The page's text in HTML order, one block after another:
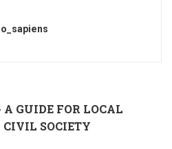
GUIDE FOR LOCAL
SOCIETY